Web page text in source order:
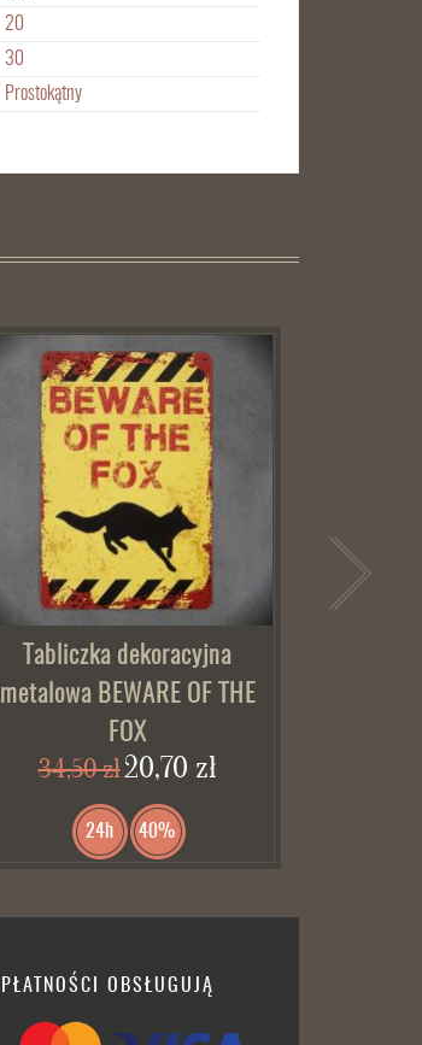
20
30
Prostokątny
Tabliczka dekoracyjna
metalowa BEWARE OF THE
FOX
34,50 zł20,70 zł
24h 40%
PŁATNOŚCI OBSŁUGUJĄ